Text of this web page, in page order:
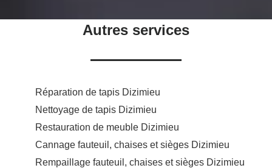
Autres services
Réparation de tapis Dizimieu
Nettoyage de tapis Dizimieu
Restauration de meuble Dizimieu
Cannage fauteuil, chaises et sièges Dizimieu
Rempaillage fauteuil, chaises et sièges Dizimieu